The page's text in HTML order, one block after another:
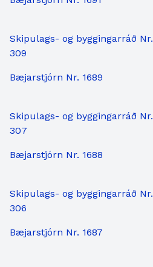
Skipulags- og byggingarráð Nr.
309
Bæjarstjórn Nr. 1689
Skipulags- og byggingarráð Nr.
307
Bæjarstjórn Nr. 1688
Skipulags- og byggingarráð Nr.
306
Bæjarstjórn Nr. 1687